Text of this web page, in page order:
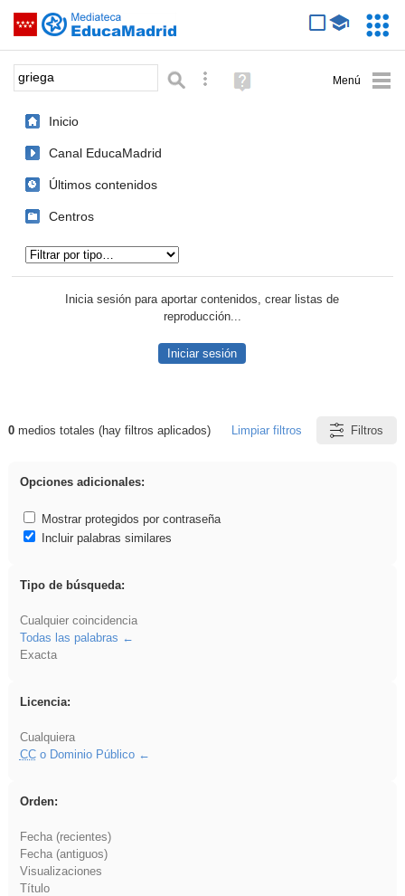
Saltar navegación
Palabra o frase: Búsqueda avanzada
Ayuda
(en
Inicio
Canal EducaMadrid
Últimos contenidos
Centros
Inicia sesión para aportar contenidos, crear listas de
reproducción...
Iniciar sesión
Resultados de: griega
0medios totales (hay filtros aplicados) Limpiar filtros Filtros
Opciones adicionales:
Mostrar protegidos por contraseña
Incluir palabras similares
Tipo de búsqueda:
Cualquier coincidencia
Todas las palabras
Exacta
Licencia:
Cualquiera
CCo Dominio Público
Orden:
Fecha (recientes)
Fecha (antiguos)
Visualizaciones
Título